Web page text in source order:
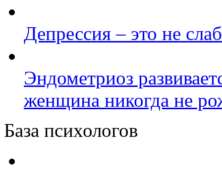
Депрессия – это не
Эндометриоз
женщина никогда не
База психологов